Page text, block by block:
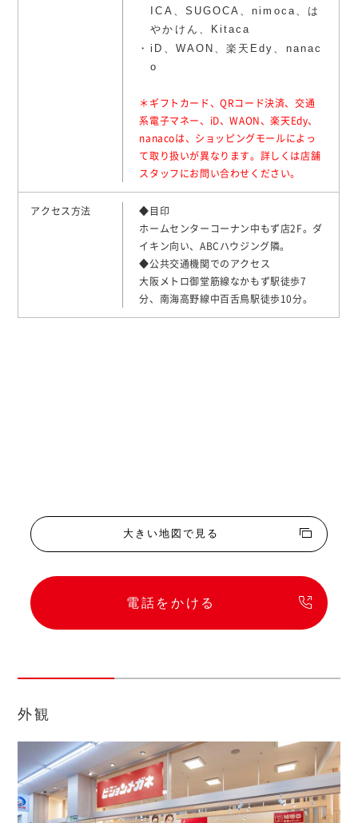
ICA、SUGOCA、nimoca、は
やかけん、Kitaca
iD、WAON、楽天Edy、nanac
o
＊ギフトカード、QRコード決済、交通
系電子マネー、iD、WAON、楽天Edy、
nanacoは、ショッピングモールによっ
て取り扱いが異なります。詳しくは店舗
スタッフにお問い合わせください。
アクセス方法
◆目印
ホームセンターコーナン中もず店2F。ダ
イキン向い、ABCハウジング隣。
◆公共交通機関でのアクセス
大阪メトロ御堂筋線なかもず駅徒歩7
分、南海高野線中百舌鳥駅徒歩10分。
大きい地図で見る
電話をかける
外観